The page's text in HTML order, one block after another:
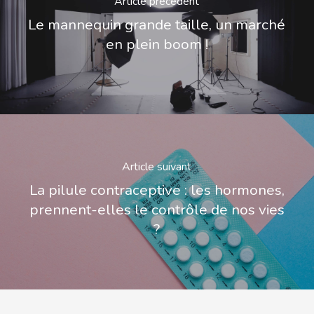
Le mannequin grande taille, un marché
en plein boom !
Article suivant
La pilule contraceptive : les hormones,
prennent-elles le contrôle de nos vies
?